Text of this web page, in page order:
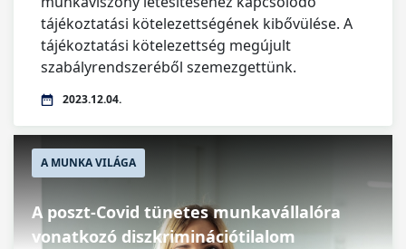
tájékoztatási kötelezettségének kibővülése. A
tájékoztatási kötelezettség megújult
szabályrendszeréből szemezgettünk.
2023.12.04.
A MUNKA VILÁGA
A poszt-Covid tünetes munkavállalóra
vonatkozó diszkriminációtilalom